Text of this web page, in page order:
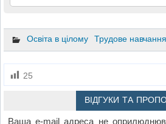
Освіта в цілому Трудове навчання
25
ВІДГУКИ ТА
Ваша e-mail адреса не